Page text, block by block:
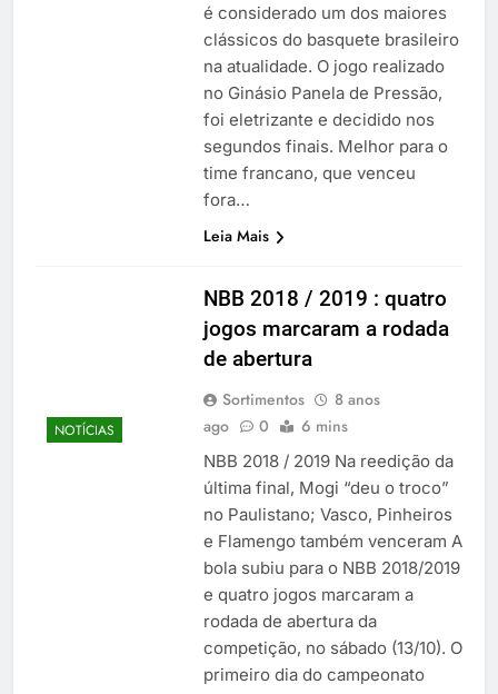
é considerado um dos maiores
clássicos do basquete brasileiro
na atualidade. O jogo realizado
no Ginásio Panela de Pressão,
foi eletrizante e decidido nos
segundos finais. Melhor para o
time francano, que venceu
fora…
Leia Mais
NOTÍCIAS
NBB 2018 / 2019 : quatro
jogos marcaram a rodada
de abertura
Sortimentos
8 anos
ago
0 6 mins
NBB 2018 / 2019 Na reedição da
última final, Mogi “deu o troco”
no Paulistano; Vasco, Pinheiros
e Flamengo também venceram A
bola subiu para o NBB 2018/2019
e quatro jogos marcaram a
rodada de abertura da
competição, no sábado (13/10). O
primeiro dia do campeonato